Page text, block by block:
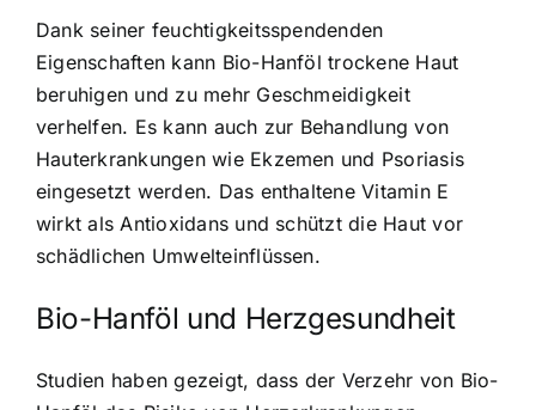
Dank seiner feuchtigkeitsspendenden
Eigenschaften kann Bio-Hanföl trockene Haut
beruhigen und zu mehr Geschmeidigkeit
verhelfen. Es kann auch zur Behandlung von
Hauterkrankungen wie Ekzemen und Psoriasis
eingesetzt werden. Das enthaltene Vitamin E
wirkt als Antioxidans und schützt die Haut vor
schädlichen Umwelteinflüssen.
Bio-Hanföl und Herzgesundheit
Studien haben gezeigt, dass der Verzehr von Bio-